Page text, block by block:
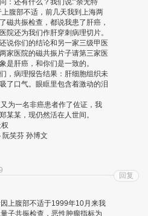
：还有什么？我们说:”余无特
腹部不适，前几天我到上海两
磁共振检查，都说我患了肝癌，
院还为我们作肝穿刺病理切片。
说你们的结论和另一家三级甲医
家医院的磁共振片子请第三家医
是肝癌，和你们是一致的。
，病理报告结果：肝细胞组织未
了口气。眼眶里包含着激动的泪
为一名非癌患者作了佐证，我
某某，现仍然活在人世间。
笑芬 孙博文
上腹部不适于1999年10月来我
子共振检查，恶性肿瘤指标为
回复